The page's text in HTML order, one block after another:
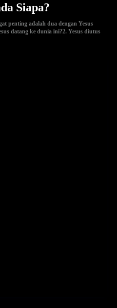
Siapa?
penting adalah dua dengan Yesus
datang ke dunia ini?2. Yesus diutus